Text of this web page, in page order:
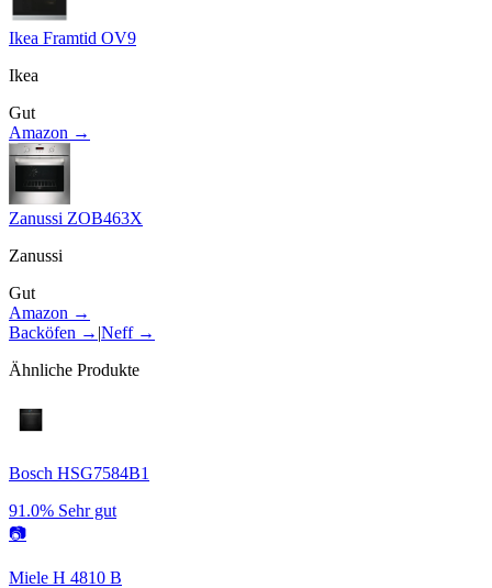
Ikea Framtid OV9
Ikea
Gut
Amazon →
Zanussi ZOB463X
Zanussi
Gut
Amazon →
Backöfen → |Neff→
Ähnliche Produkte
Bosch HSG7584B1
91.0% Sehr gut
📷
Miele H 4810 B